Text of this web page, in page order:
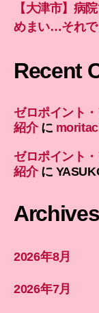
【大津市】病
めまい…それで
Recent
ゼロポイント
紹介に
ゼロポイント
紹介に
Archives
2026年8月
2026年7月